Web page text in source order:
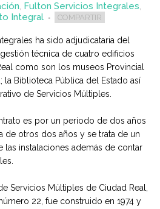
, Fulton Servicios Integrales,
Integral
COMPARTIR
ha sido adjudicataria del
técnica de cuatro edificios
como son los museos Provincial
Biblioteca Pública del Estado así
de Servicios Múltiples.
es por un período de dos años
de otros dos años y se trata de un
las instalaciones además de contar
Servicios Múltiples de Ciudad Real,
22, fue construido en 1974 y